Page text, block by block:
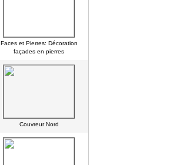
Faces et Pierres: Décoration
façades en pierres
Couvreur Nord